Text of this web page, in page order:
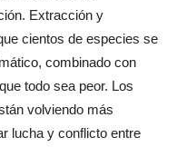
Extracción y
cientos de especies se
combinado con
todo sea peor. Los
volviendo más
lucha y conflicto entre